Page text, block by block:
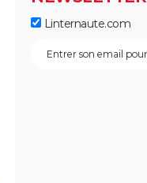
Linternaute.com